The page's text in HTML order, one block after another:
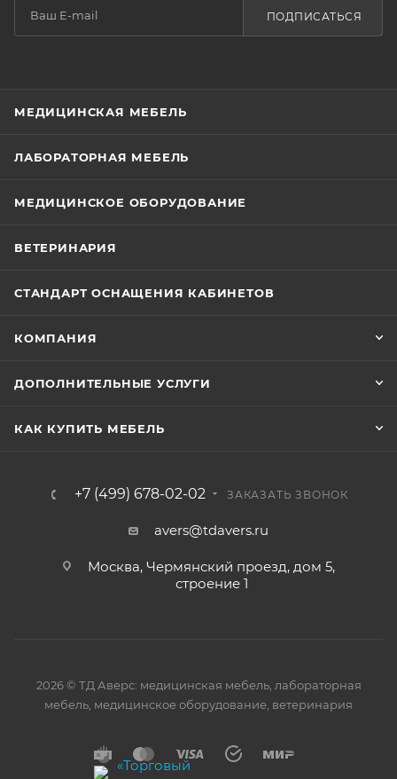
ПОДПИСАТЬСЯ
МЕДИЦИНСКАЯ МЕБЕЛЬ
ЛАБОРАТОРНАЯ МЕБЕЛЬ
МЕДИЦИНСКОЕ ОБОРУДОВАНИЕ
ВЕТЕРИНАРИЯ
СТАНДАРТ ОСНАЩЕНИЯ КАБИНЕТОВ
КОМПАНИЯ
ДОПОЛНИТЕЛЬНЫЕ УСЛУГИ
КАК КУПИТЬ МЕБЕЛЬ
+7 (499) 678-02-02 ЗАКАЗАТЬ ЗВОНОК
avers@tdavers.ru
Москва, Чермянский проезд, дом 5,
строение 1
2026 © ТД Аверс: медицинская мебель, лабораторная
мебель, медицинское оборудование, ветеринария